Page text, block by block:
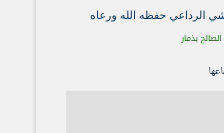
الرداعي حفظه الله ورعاه
بذمار